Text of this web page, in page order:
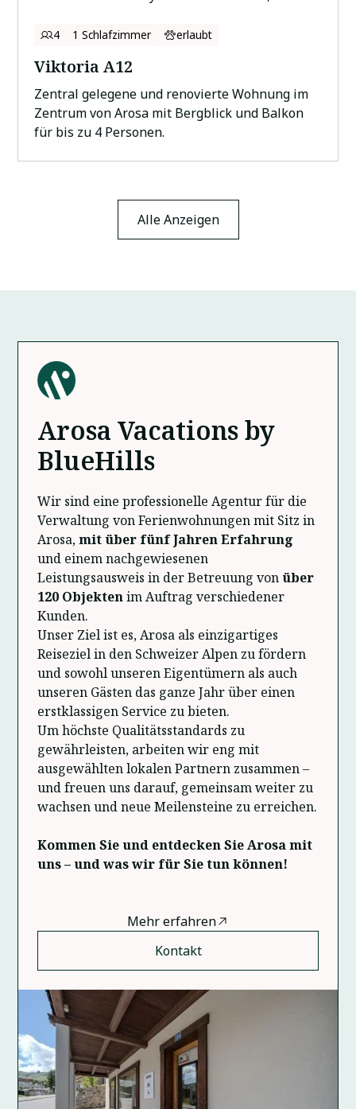
4 1 Schlafzimmer erlaubt
Viktoria A12
Zentral gelegene und renovierte Wohnung im
Zentrum von Arosa mit Bergblick und Balkon
für bis zu 4 Personen.
Alle Anzeigen
Arosa Vacations by
BlueHills
Wir sind eine professionelle Agentur für die
Verwaltung von Ferienwohnungen mit Sitz in
Arosa,mit über fünf Jahren Erfahrung
und einem nachgewiesenen
Leistungsausweis in der Betreuung vonüber
120 Objektenim Auftrag verschiedener
Kunden.
Unser Ziel ist es, Arosa als einzigartiges
Reiseziel in den Schweizer Alpen zu fördern
und sowohl unseren Eigentümern als auch
unseren Gästen das ganze Jahr über einen
erstklassigen Service zu bieten.
Um höchste Qualitätsstandards zu
gewährleisten, arbeiten wir eng mit
ausgewählten lokalen Partnern zusammen –
und freuen uns darauf, gemeinsam weiter zu
wachsen und neue Meilensteine zu erreichen.
Kommen Sie und entdecken Sie Arosa mit
uns – und was wir für Sie tun können!
Mehr erfahren
Kontakt